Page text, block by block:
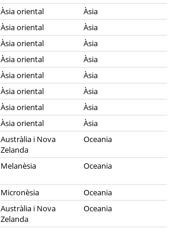
Àsia oriental
Àsia
Àsia oriental
Àsia
Àsia oriental
Àsia
Àsia oriental
Àsia
Àsia oriental
Àsia
Àsia oriental
Àsia
Àsia oriental
Àsia
Àsia oriental
Àsia
Austràlia i Nova
Zelanda
Oceania
Melanèsia Oceania
Micronèsia
Oceania
Austràlia i Nova
Zelanda
Oceania